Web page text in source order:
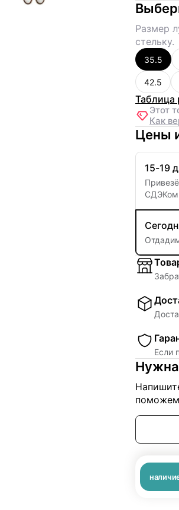
Размер
стельку.
35.5
42.5
Таблица
Этот
Как
Цены
15-19
СДЭКом
Если
поможем